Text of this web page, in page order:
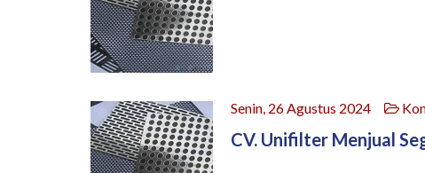
Senin, 26 Agustus 2024
CV. Unifilter Menjual